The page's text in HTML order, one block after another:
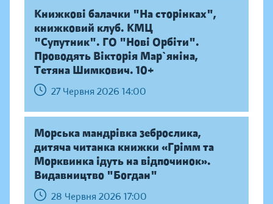
Книжкові балачки "На сторінках",
книжковий клуб. КМЦ
"Супутник". ГО "Нові Орбіти".
Проводять Вікторія Мар`яніна,
Тетяна Шимкович. 10+
27 Червня 2026 14:00
Морська мандрівка зеброслика,
дитяча читанка книжки «Грімм та
Морквинка ідуть на відпочинок».
Видавництво "Богдан"
28 Червня 2026 17:00